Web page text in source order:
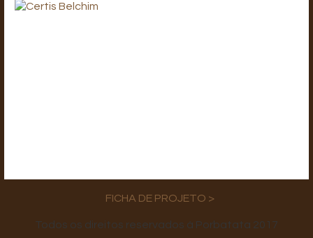
FICHA DE PROJETO >
Todos os direitos reservados à Porbatata 2017